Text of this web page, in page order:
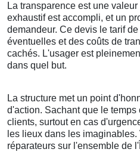
La transparence est une
exhaustif est accompli, et un
demandeur. Ce devis le tarif
éventuelles et des coûts de
cachés. L'usager est
dans quel but.
La structure met un point
d'action. Sachant que le
clients, surtout en cas
les lieux dans les
réparateurs sur l'ensemble de